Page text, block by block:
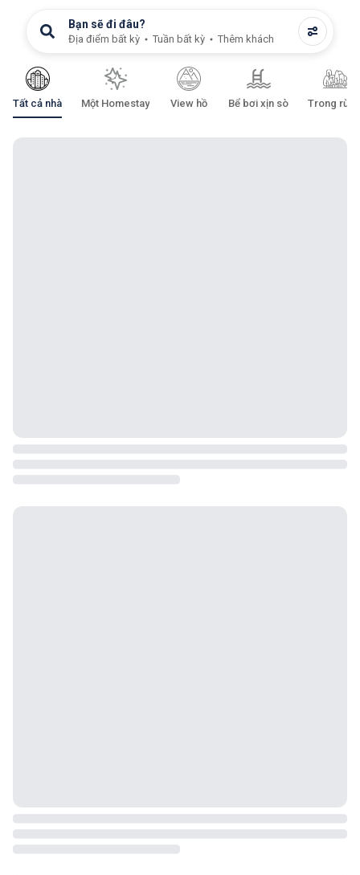
Bạn sẽ đi đâu?
Địa điểm bất kỳ Tuần bất kỳ Thêm khách
Tất cả nhà Một Homestay View hồ Bể bơi xịn sò Trong